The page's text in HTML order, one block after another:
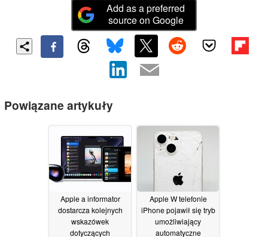
Add as a preferred
source on Google
Powiązane artykuły
Apple a informator
dostarcza kolejnych
wskazówek
dotyczących
Apple W telefonie
iPhone pojawił się tryb
umożliwiający
automatyczne